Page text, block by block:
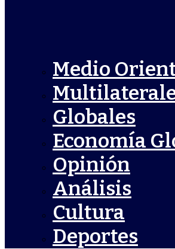
Medio
Globales
Economía
Opinión
Análisis
Cultura
Deportes